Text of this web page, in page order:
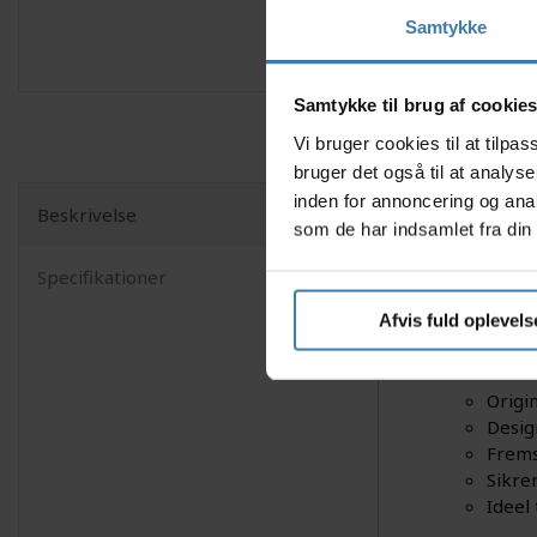
Samtykke
Samtykke til brug af cookies
Vi bruger cookies til at
bruger det også til at
inden for annoncering og
som de har indsamlet fra
Afvis fuld
Beskrivelse
Specifikationer
Shimano
og
serie og
af din
Nyttige
Ideel